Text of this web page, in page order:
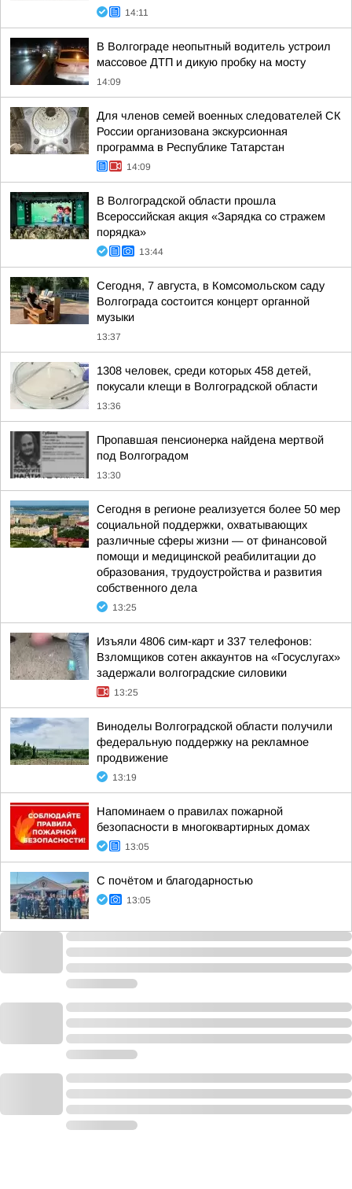
14:11
В Волгограде неопытный водитель устроил
массовое ДТП и дикую пробку на мосту
14:09
Для членов семей военных следователей СК
России организована экскурсионная
программа в Республике Татарстан
14:09
В Волгоградской области прошла
Всероссийская акция «Зарядка со стражем
порядка»
13:44
Сегодня, 7 августа, в Комсомольском саду
Волгограда состоится концерт органной
музыки
13:37
1308 человек, среди которых 458 детей,
покусали клещи в Волгоградской области
13:36
Пропавшая пенсионерка найдена мертвой
под Волгоградом
13:30
Сегодня в регионе реализуется более 50 мер
социальной поддержки, охватывающих
различные сферы жизни — от финансовой
помощи и медицинской реабилитации до
образования, трудоустройства и развития
собственного дела
13:25
Изъяли 4806 сим-карт и 337 телефонов:
Взломщиков сотен аккаунтов на «Госуслугах»
задержали волгоградские силовики
13:25
Виноделы Волгоградской области получили
федеральную поддержку на рекламное
продвижение
13:19
Напоминаем о правилах пожарной
безопасности в многоквартирных домах
13:05
С почётом и благодарностью
13:05